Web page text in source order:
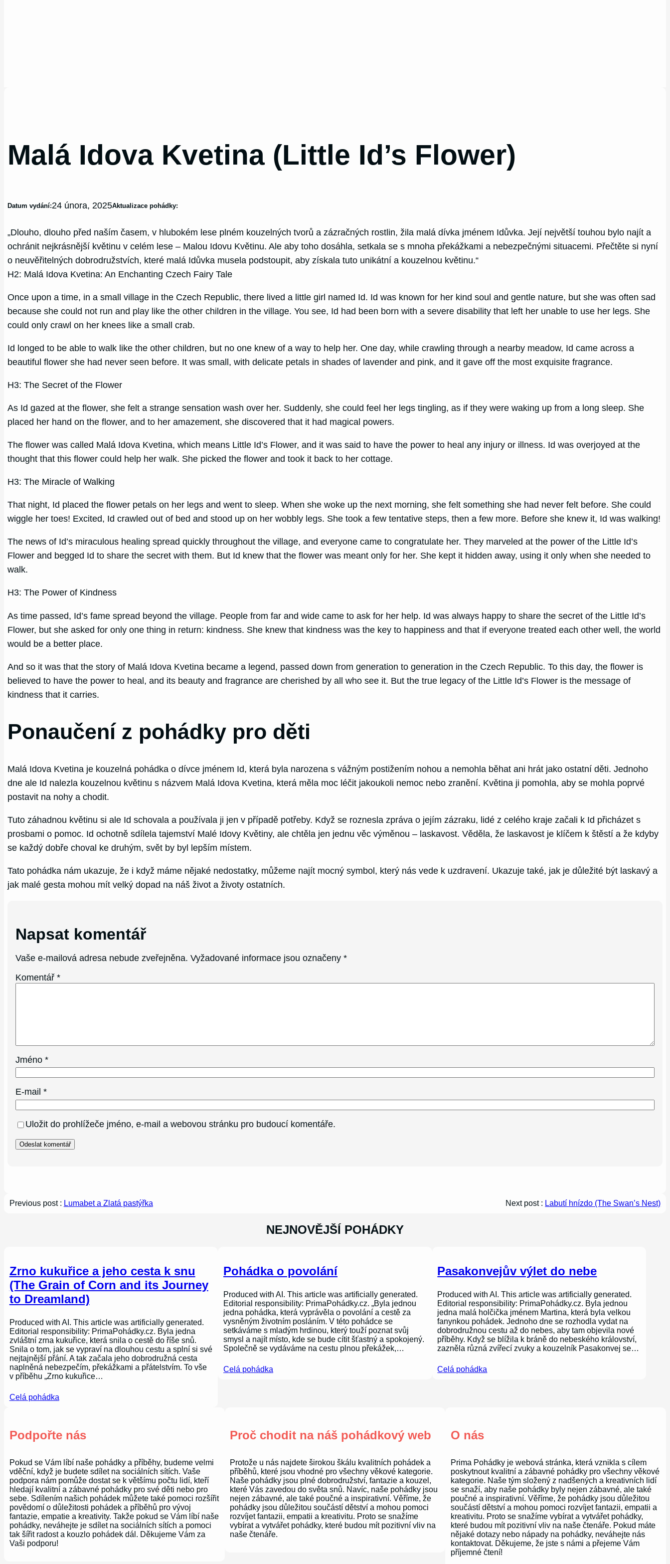
Malá Idova Kvetina (Little Id’s Flower)
Datum vydání:24 února, 2025Aktualizace pohádky:
„Dlouho, dlouho před naším časem, v hlubokém lese plném kouzelných tvorů a zázračných rostlin, žila malá dívka jménem Idůvka. Její největší touhou bylo najít a
ochránit nejkrásnější květinu v celém lese – Malou Idovu Květinu. Ale aby toho dosáhla, setkala se s mnoha překážkami a nebezpečnými situacemi. Přečtěte si nyní
o neuvěřitelných dobrodružstvích, které malá Idůvka musela podstoupit, aby získala tuto unikátní a kouzelnou květinu.“
H2: Malá Idova Kvetina: An Enchanting Czech Fairy Tale
Once upon a time, in a small village in the Czech Republic, there lived a little girl named Id. Id was known for her kind soul and gentle nature, but she was often sad
because she could not run and play like the other children in the village. You see, Id had been born with a severe disability that left her unable to use her legs. She
could only crawl on her knees like a small crab.
Id longed to be able to walk like the other children, but no one knew of a way to help her. One day, while crawling through a nearby meadow, Id came across a
beautiful flower she had never seen before. It was small, with delicate petals in shades of lavender and pink, and it gave off the most exquisite fragrance.
H3: The Secret of the Flower
As Id gazed at the flower, she felt a strange sensation wash over her. Suddenly, she could feel her legs tingling, as if they were waking up from a long sleep. She
placed her hand on the flower, and to her amazement, she discovered that it had magical powers.
The flower was called Malá Idova Kvetina, which means Little Id’s Flower, and it was said to have the power to heal any injury or illness. Id was overjoyed at the
thought that this flower could help her walk. She picked the flower and took it back to her cottage.
H3: The Miracle of Walking
That night, Id placed the flower petals on her legs and went to sleep. When she woke up the next morning, she felt something she had never felt before. She could
wiggle her toes! Excited, Id crawled out of bed and stood up on her wobbly legs. She took a few tentative steps, then a few more. Before she knew it, Id was walking!
The news of Id’s miraculous healing spread quickly throughout the village, and everyone came to congratulate her. They marveled at the power of the Little Id’s
Flower and begged Id to share the secret with them. But Id knew that the flower was meant only for her. She kept it hidden away, using it only when she needed to
walk.
H3: The Power of Kindness
As time passed, Id’s fame spread beyond the village. People from far and wide came to ask for her help. Id was always happy to share the secret of the Little Id’s
Flower, but she asked for only one thing in return: kindness. She knew that kindness was the key to happiness and that if everyone treated each other well, the world
would be a better place.
And so it was that the story of Malá Idova Kvetina became a legend, passed down from generation to generation in the Czech Republic. To this day, the flower is
believed to have the power to heal, and its beauty and fragrance are cherished by all who see it. But the true legacy of the Little Id’s Flower is the message of
kindness that it carries.
Ponaučení z pohádky pro děti
Malá Idova Kvetina je kouzelná pohádka o dívce jménem Id, která byla narozena s vážným postižením nohou a nemohla běhat ani hrát jako ostatní děti. Jednoho
dne ale Id nalezla kouzelnou květinu s názvem Malá Idova Kvetina, která měla moc léčit jakoukoli nemoc nebo zranění. Květina ji pomohla, aby se mohla poprvé
postavit na nohy a chodit.
Tuto záhadnou květinu si ale Id schovala a používala ji jen v případě potřeby. Když se roznesla zpráva o jejím zázraku, lidé z celého kraje začali k Id přicházet s
prosbami o pomoc. Id ochotně sdílela tajemství Malé Idovy Květiny, ale chtěla jen jednu věc výměnou – laskavost. Věděla, že laskavost je klíčem k štěstí a že kdyby
se každý dobře choval ke druhým, svět by byl lepším místem.
Tato pohádka nám ukazuje, že i když máme nějaké nedostatky, můžeme najít mocný symbol, který nás vede k uzdravení. Ukazuje také, jak je důležité být laskavý a
jak malé gesta mohou mít velký dopad na náš život a životy ostatních.
Napsat komentář
Vaše e-mailová adresa nebude zveřejněna. Vyžadované informace jsou označeny*
Komentář*
Jméno*
E-mail*
Uložit do prohlížeče jméno, e-mail a webovou stránku pro budoucí komentáře.
Previous post : Lumabet a Zlatá pastýřka Next post : Labutí hnízdo (The Swan’s Nest)
NEJNOVĚJŠÍ POHÁDKY
Zrno kukuřice a jeho cesta k snu
(The Grain of Corn and its Journey
to Dreamland)
Produced with AI. This article was artificially generated.
Editorial responsibility: PrimaPohádky.cz. Byla jedna
zvláštní zrna kukuřice, která snila o cestě do říše snů.
Snila o tom, jak se vypraví na dlouhou cestu a splní si své
nejtajnější přání. A tak začala jeho dobrodružná cesta
naplněná nebezpečím, překážkami a přátelstvím. To vše
v příběhu „Zrno kukuřice…
Celá pohádka
Pohádka o povolání
Produced with AI. This article was artificially generated.
Editorial responsibility: PrimaPohádky.cz. „Byla jednou
jedna pohádka, která vyprávěla o povolání a cestě za
vysněným životním posláním. V této pohádce se
setkáváme s mladým hrdinou, který touží poznat svůj
smysl a najít místo, kde se bude cítit šťastný a spokojený.
Společně se vydáváme na cestu plnou překážek,…
Celá pohádka
Pasakonvejův výlet do nebe
Produced with AI. This article was artificially generated.
Editorial responsibility: PrimaPohádky.cz. Byla jednou
jedna malá holčička jménem Martina, která byla velkou
fanynkou pohádek. Jednoho dne se rozhodla vydat na
dobrodružnou cestu až do nebes, aby tam objevila nové
příběhy. Když se blížila k bráně do nebeského království,
zazněla různá zvířecí zvuky a kouzelník Pasakonvej se…
Celá pohádka
Podpořte nás
Pokud se Vám líbí naše pohádky a příběhy, budeme velmi
vděční, když je budete sdílet na sociálních sítích. Vaše
podpora nám pomůže dostat se k většímu počtu lidí, kteří
hledají kvalitní a zábavné pohádky pro své děti nebo pro
sebe. Sdílením našich pohádek můžete také pomoci rozšířit
povědomí o důležitosti pohádek a příběhů pro vývoj
fantazie, empatie a kreativity. Takže pokud se Vám líbí naše
pohádky, neváhejte je sdílet na sociálních sítích a pomoci
tak šířit radost a kouzlo pohádek dál. Děkujeme Vám za
Vaši podporu!
Proč chodit na náš pohádkový web
Protože u nás najdete širokou škálu kvalitních pohádek a
příběhů, které jsou vhodné pro všechny věkové kategorie.
Naše pohádky jsou plné dobrodružství, fantazie a kouzel,
které Vás zavedou do světa snů. Navíc, naše pohádky jsou
nejen zábavné, ale také poučné a inspirativní. Věříme, že
pohádky jsou důležitou součástí dětství a mohou pomoci
rozvíjet fantazii, empatii a kreativitu. Proto se snažíme
vybírat a vytvářet pohádky, které budou mít pozitivní vliv na
naše čtenáře.
O nás
Prima Pohádky je webová stránka, která vznikla s cílem
poskytnout kvalitní a zábavné pohádky pro všechny věkové
kategorie. Naše tým složený z nadšených a kreativních lidí
se snaží, aby naše pohádky byly nejen zábavné, ale také
poučné a inspirativní. Věříme, že pohádky jsou důležitou
součástí dětství a mohou pomoci rozvíjet fantazii, empatii a
kreativitu. Proto se snažíme vybírat a vytvářet pohádky,
které budou mít pozitivní vliv na naše čtenáře. Pokud máte
nějaké dotazy nebo nápady na pohádky, neváhejte nás
kontaktovat. Děkujeme, že jste s námi a přejeme Vám
příjemné čtení!